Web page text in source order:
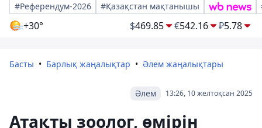
#Референдум-2026
#Қазақстан мақтанышы
+30° $469.85 €542.16 ₽5.78
Басты Барлық жаңалықтар Әлем жаңалықтары
13:26, 10 желтоқсан 2025
Әлем
Атақты зоолог, өмірін